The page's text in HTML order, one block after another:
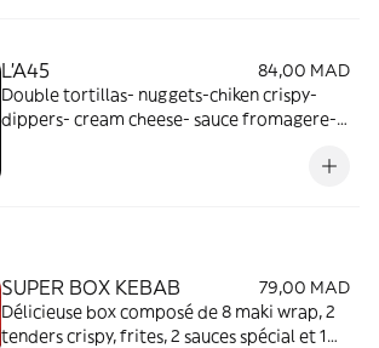
L’A45
84,00 MAD
Double tortillas- nuggets-chiken crispy-
dippers- cream cheese- sauce fromagere-
SUPER BOX KEBAB
79,00 MAD
Délicieuse box composé de 8 maki wrap, 2
tenders crispy, frites, 2 sauces spécial et 1